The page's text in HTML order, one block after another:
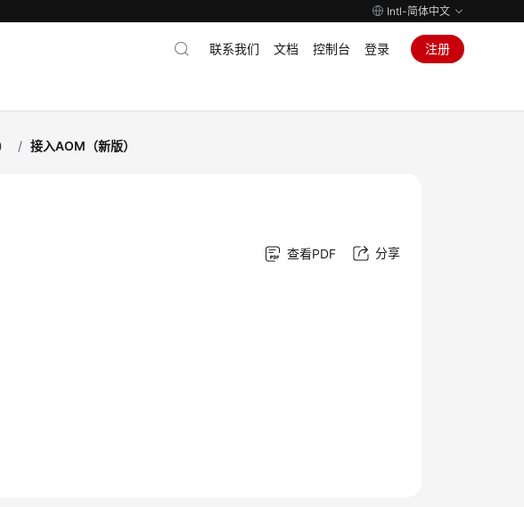
Intl-简体中文
联系我们 文档 控制台 登录 注册
/ 接入AOM（新版）
查看PDF 分享